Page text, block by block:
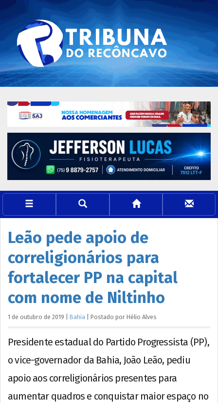
Leão pede apoio de
correligionários para
fortalecer PP na capital
com nome de Niltinho
1 de outubro de 2019 Bahia Postado por Hélio Alves
Presidente estadual do Partido Progressista (PP),
o vice-governador da Bahia, João Leão, pediu
apoio aos correligionários presentes para
aumentar quadros e conquistar maior espaço no